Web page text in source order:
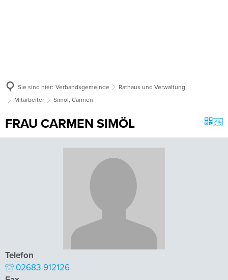
Sie sind hier: Verbandsgemeinde
Rathaus und Verwaltung
Mitarbeiter
Simöl, Carmen
FRAU CARMEN SIMÖL
Telefon
02683 912126